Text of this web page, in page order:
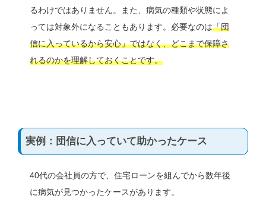
るわけではありません。また、病気の種類や状態によ
っては対象外になることもあります。必要なのは「団
信に入っているから安心」ではなく、どこまで保障さ
れるのかを理解しておくことです。
実例：団信に入っていて助かったケース
40代の会社員の方で、住宅ローンを組んでから数年後
に病気が見つかったケースがあります。